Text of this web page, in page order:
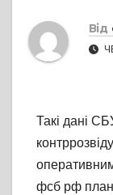
Від
Такі дані
фсб рф